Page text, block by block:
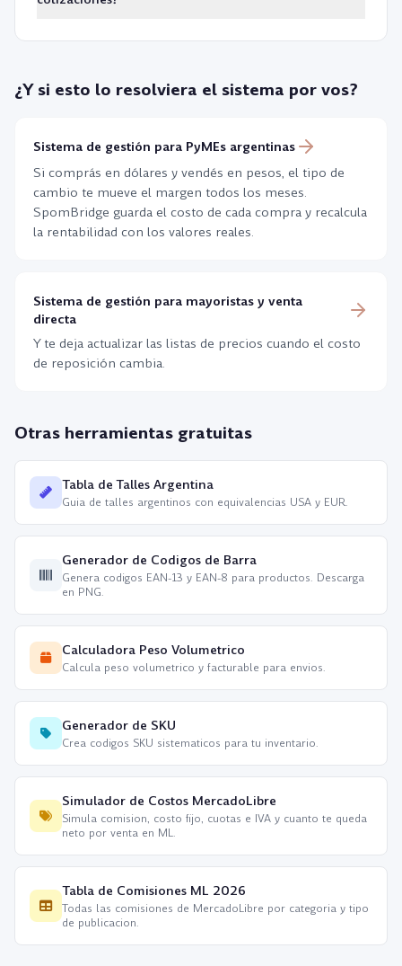
Cuando el dolar sube, los costos de reposicion
importada.
dia habil anterior. Esta herramienta consulta DolarAPI,
¿Y si esto lo resolviera el sistema por vos?
Sistema de gestión para PyMEs argentinas
Si comprás en dólares y vendés en pesos, el tipo de
cambio te mueve el margen todos los meses.
SpomBridge guarda el costo de cada compra y recalcula
la rentabilidad con los valores reales.
Sistema de gestión para mayoristas y venta
directa
Y te deja actualizar las listas de precios cuando el costo
de reposición cambia.
Otras herramientas gratuitas
Tabla de Talles Argentina
Guia de talles argentinos con equivalencias USA y EUR.
Generador de Codigos de Barra
Genera codigos EAN-13 y EAN-8 para productos. Descarga
en PNG.
Calculadora Peso Volumetrico
Calcula peso volumetrico y facturable para envios.
Generador de SKU
Crea codigos SKU sistematicos para tu inventario.
Simulador de Costos MercadoLibre
Simula comision, costo fijo, cuotas e IVA y cuanto te queda
neto por venta en ML.
Tabla de Comisiones ML 2026
Todas las comisiones de MercadoLibre por categoria y tipo
de publicacion.